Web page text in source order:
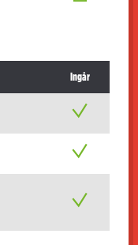
Ingår